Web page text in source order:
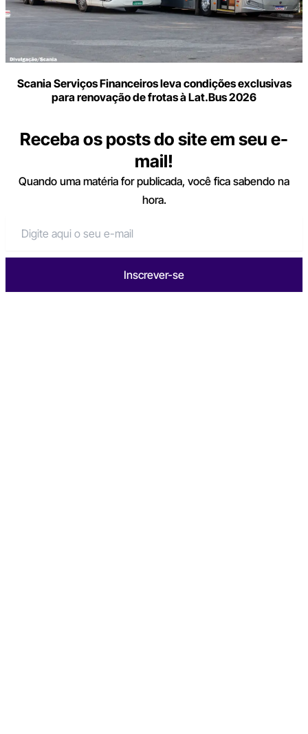
Scania Serviços Financeiros leva condições exclusivas
para renovação de frotas à Lat.Bus 2026
Receba os posts do site em seu e-
mail!
Quando uma matéria for publicada, você fica sabendo na
hora.
Inscrever-se